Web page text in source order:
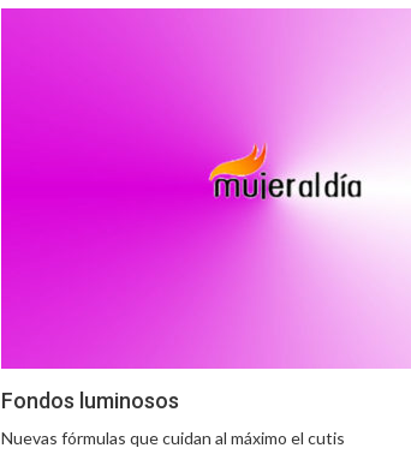
Fondos luminosos
Nuevas fórmulas que cuidan al máximo el cutis